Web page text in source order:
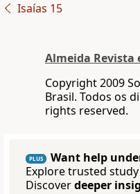
Isaías 15
Almeida Revista
Copyright 2009
Brasil. Todos os
rights reserved.
PLUS
Want help
Explore trusted
Discoverdeeper